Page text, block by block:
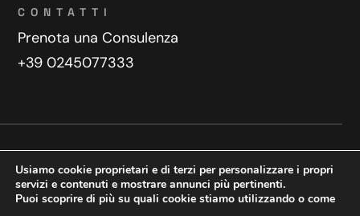
CONTATTI
Prenota una Consulenza
+39 0245077333
Copyright © 2025 WeDoDigital
Creazione e sviluppo siti web
Usiamo cookie proprietari e di terzi per personalizzare i propri
servizi e contenuti e mostrare annunci più pertinenti.
Puoi scoprire di più su quali cookie stiamo utilizzando o come